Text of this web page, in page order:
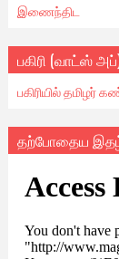
இணைந்திட
பகிரி (வாட்ஸ்
பகிரியில்
தற்போதைய